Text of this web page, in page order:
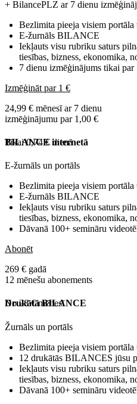
+ BilancePLZ ar 7 dienu
Bezlimita pieeja visiem
E-žurnāls BILANCE
Iekļauts visu rubriku saturs
tiesības, bizness, ekonomika,
7 dienu izmēģinājums tikai par
Izmēģināt par 1 €
24,99 € mēnesī ar 7 dienu
izmēģinājumu par 1,00 €
Tikai 0,74 € dienā
BILANCE internetā
E-žurnāls un portāls
Bezlimita pieeja visiem
E-žurnāls BILANCE
Iekļauts visu rubriku saturs
tiesības, bizness, ekonomika,
Dāvanā 100+ semināru
Abonēt
269 € gadā
12 mēnešu abonements
No 28 € mēnesī
Drukātā BILANCE
Žurnāls un portāls
Bezlimita pieeja visiem
12 drukātās BILANCES jūsu
Iekļauts visu rubriku saturs
tiesības, bizness, ekonomika,
Dāvanā 100+ semināru